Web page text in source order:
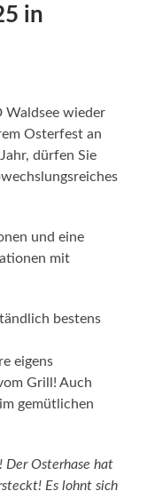
in
Waldsee wieder
Osterfest an
dürfen Sie
und eine
mit
bestens
eigens
Grill! Auch
gemütlichen
Der Osterhase hat
Es lohnt sich